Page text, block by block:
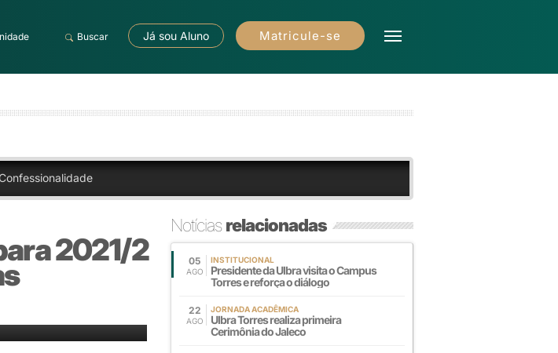
Buscar Já sou Aluno Matricule-se
2021/2
Notíciasrelacionadas
05
AGO
INSTITUCIONAL
Presidente da Ulbra visita o Campus
Torres e reforça o diálogo
22
AGO
JORNADA ACADÊMICA
Ulbra Torres realiza primeira
Cerimônia do Jaleco